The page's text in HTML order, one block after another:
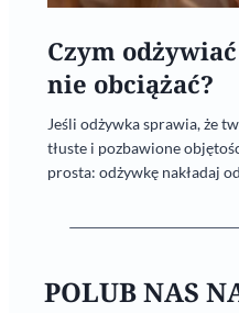
Czym
nie obciążać?
Jeśli odżywka sprawia, że
tłuste i pozbawione
prosta: odżywkę nakładaj
POLUB NAS